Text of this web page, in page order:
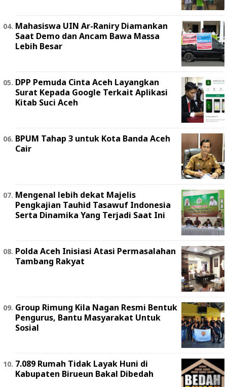
Mahasiswa UIN Ar-Raniry Diamankan
Saat Demo dan Ancam Bawa Massa
Lebih Besar
DPP Pemuda Cinta Aceh Layangkan
Surat Kepada Google Terkait Aplikasi
Kitab Suci Aceh
BPUM Tahap 3 untuk Kota Banda Aceh
Cair
Mengenal lebih dekat Majelis
Pengkajian Tauhid Tasawuf Indonesia
Serta Dinamika Yang Terjadi Saat Ini
Polda Aceh Inisiasi Atasi Permasalahan
Tambang Rakyat
Group Rimung Kila Nagan Resmi Bentuk
Pengurus, Bantu Masyarakat Untuk
Sosial
7.089 Rumah Tidak Layak Huni di
Kabupaten Birueun Bakal Dibedah